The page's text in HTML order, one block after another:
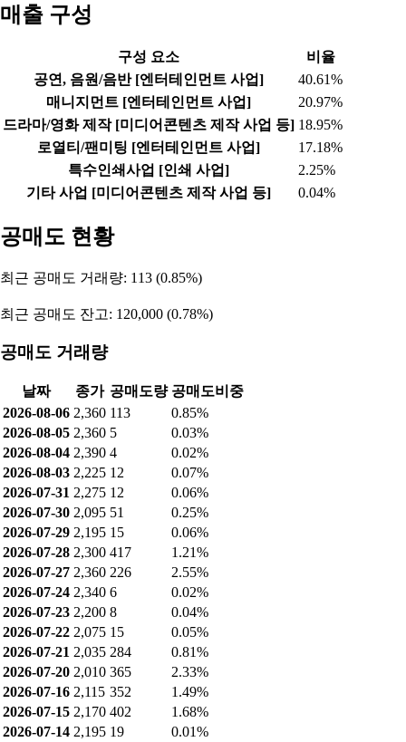
매출 구성
구성 요소
비율
공연, 음원/음반 [엔터테인먼트 사업]
40.61%
매니지먼트 [엔터테인먼트 사업]
20.97%
드라마/영화 제작 [미디어콘텐츠 제작 사업 등] 18.95%
로열티/팬미팅 [엔터테인먼트 사업]
17.18%
특수인쇄사업 [인쇄 사업]
2.25%
기타 사업 [미디어콘텐츠 제작 사업 등]
0.04%
공매도 현황
최근 공매도 거래량: 113 (0.85%)
최근 공매도 잔고: 120,000 (0.78%)
공매도 거래량
날짜 종가 공매도량 공매도비중
2026-08-06 2,360 113
0.85%
2026-08-05 2,360 5
0.03%
2026-08-04 2,390 4
0.02%
2026-08-03 2,225 12
0.07%
2026-07-31 2,275 12
0.06%
2026-07-30 2,095 51
0.25%
2026-07-29 2,195 15
0.06%
2026-07-28 2,300 417
1.21%
2026-07-27 2,360 226
2.55%
2026-07-24 2,340 6
0.02%
2026-07-23 2,200 8
0.04%
2026-07-22 2,075 15
0.05%
2026-07-21 2,035 284
0.81%
2026-07-20 2,010 365
2.33%
2026-07-16 2,115 352
1.49%
2026-07-15 2,170 402
1.68%
2026-07-14 2,195 19
0.01%